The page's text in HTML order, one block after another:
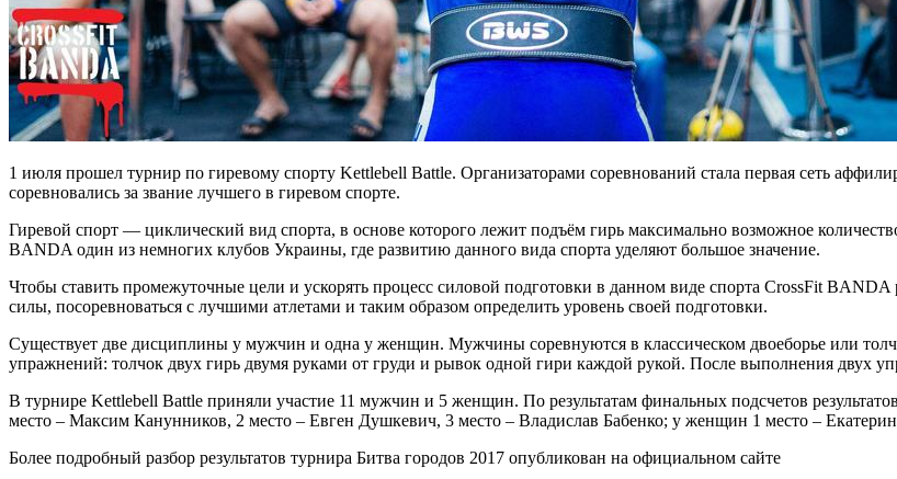
1 июля прошел турнир по гиревому спорту Kettlebell Battle. Организаторами соревнований стала первая сеть
соревновались за звание лучшего в гиревом спорте.
Гиревой спорт — циклический вид спорта, в основе которого лежит подъём гирь максимально возможное
BANDA один из немногих клубов Украины, где развитию данного вида спорта уделяют большое значение.
Чтобы ставить промежуточные цели и ускорять процесс силовой подготовки в данном виде спорта CrossFit
силы, посоревноваться с лучшими атлетами и таким образом определить уровень своей подготовки.
Существует две дисциплины у мужчин и одна у женщин. Мужчины соревнуются в классическом двоеборье или
упражнений: толчок двух гирь двумя руками от груди и рывок одной гири каждой рукой. После выполнения двух
В турнире Kettlebell Battle приняли участие 11 мужчин и 5 женщин. По результатам финальных подсчетов
место – Максим Канунников, 2 место – Евген Душкевич, 3 место – Владислав Бабенко; у женщин 1 место –
Более подробный разбор результатов турнира Битва городов 2017 опубликован на официальном сайте